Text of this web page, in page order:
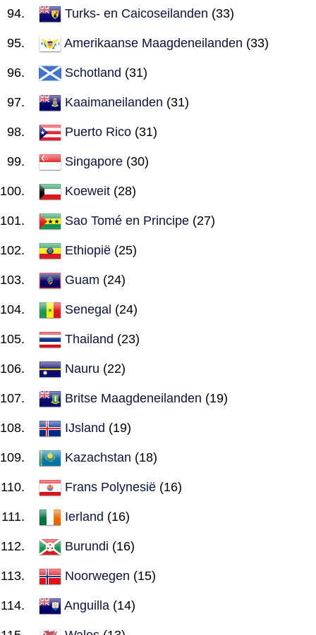
Turks- en Caicoseilanden (33)
Amerikaanse Maagdeneilanden (33)
Schotland (31)
Kaaimaneilanden (31)
Puerto Rico (31)
Singapore (30)
Koeweit (28)
Sao Tomé en Principe (27)
Ethiopië (25)
Guam (24)
Senegal (24)
Thailand (23)
Nauru (22)
Britse Maagdeneilanden (19)
IJsland (19)
Kazachstan (18)
Frans Polynesië (16)
Ierland (16)
Burundi (16)
Noorwegen (15)
Anguilla (14)